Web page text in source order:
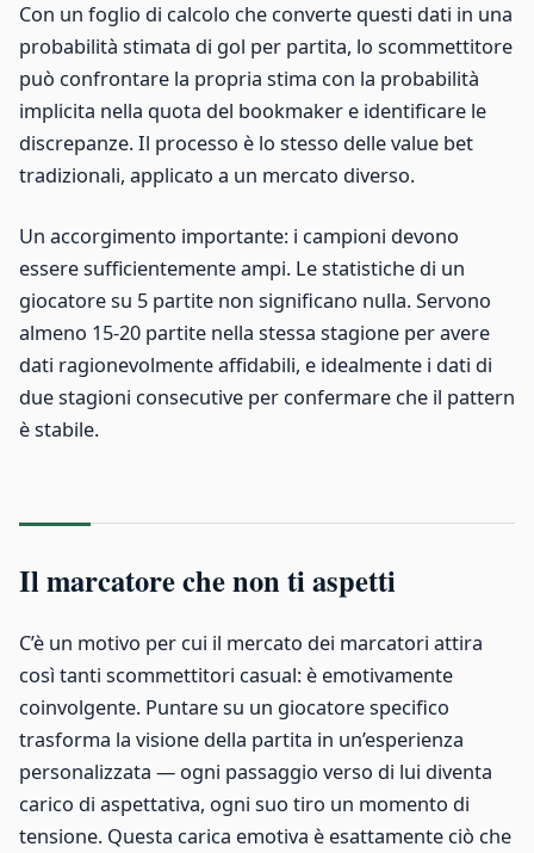
Con un foglio di calcolo che converte questi dati in una
probabilità stimata di gol per partita, lo scommettitore
può confrontare la propria stima con la probabilità
implicita nella quota del bookmaker e identificare le
discrepanze. Il processo è lo stesso delle value bet
tradizionali, applicato a un mercato diverso.
Un accorgimento importante: i campioni devono
essere sufficientemente ampi. Le statistiche di un
giocatore su 5 partite non significano nulla. Servono
almeno 15-20 partite nella stessa stagione per avere
dati ragionevolmente affidabili, e idealmente i dati di
due stagioni consecutive per confermare che il pattern
è stabile.
Il marcatore che non ti aspetti
C’è un motivo per cui il mercato dei marcatori attira
così tanti scommettitori casual: è emotivamente
coinvolgente. Puntare su un giocatore specifico
trasforma la visione della partita in un’esperienza
personalizzata — ogni passaggio verso di lui diventa
carico di aspettativa, ogni suo tiro un momento di
tensione. Questa carica emotiva è esattamente ciò che